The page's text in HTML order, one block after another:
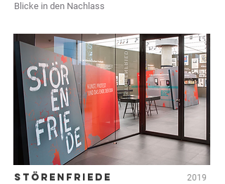
Blicke in den Nachlass
STÖRENFRIEDE 2019